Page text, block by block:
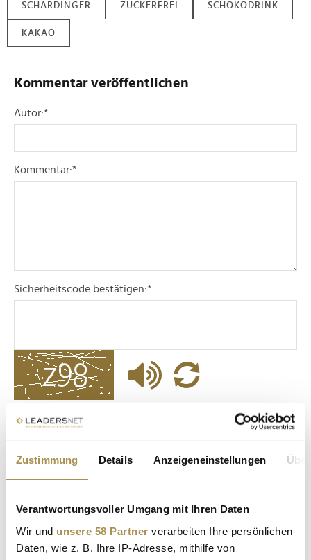
Zustimmung Details Anzeigeneinstellungen
Verantwortungsvoller Umgang mit Ihren Daten
Wir und unsere 58 Partner verarbeiten Ihre persönlichen
Daten, wie z. B. Ihre IP-Adresse, mithilfe von
SCHÄRDINGER ZUCKERFREI SCHOKODRINK
KAKAO
Kommentar veröffentlichen
Autor:*
Kommentar:*
Sicherheitscode bestätigen:*
ABSENDEN
* Pflichtfelder.
LAUTSCHALTEN